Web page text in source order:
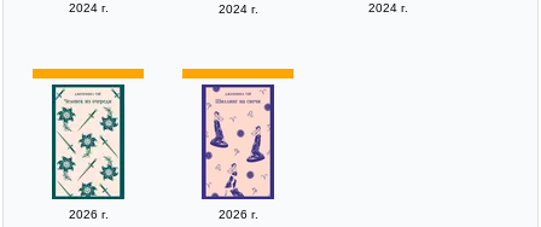
2024 г. 2024 г. 2024 г.
2026 г. 2026 г.